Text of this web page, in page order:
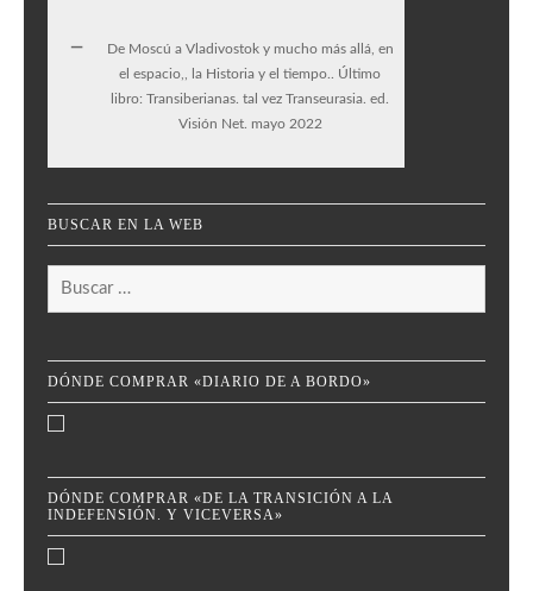
De Moscú a Vladivostok y mucho más allá, en
el espacio,, la Historia y el tiempo.. Último
libro: Transiberianas. tal vez Transeurasia. ed.
Visión Net. mayo 2022
BUSCAR EN LA WEB
Buscar:
DÓNDE COMPRAR «DIARIO DE A BORDO»
DÓNDE COMPRAR «DE LA TRANSICIÓN A LA
INDEFENSIÓN. Y VICEVERSA»